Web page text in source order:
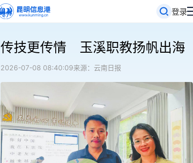
登录
传技更传情 玉溪职教扬帆出海
2026-07-08 08:40:09来源：云南日报